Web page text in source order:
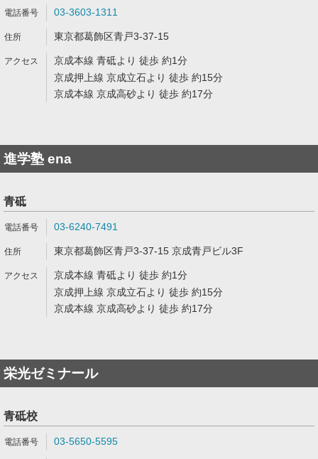
03-3603-1311
東京都葛飾区青戸3-37-15
京成本線 青砥より 徒歩 約1分
京成押上線 京成立石より 徒歩 約15分
京成本線 京成高砂より 徒歩 約17分
進学塾 ena
青砥
03-6240-7491
東京都葛飾区青戸3-37-15 京成青戸ビル3F
京成本線 青砥より 徒歩 約1分
京成押上線 京成立石より 徒歩 約15分
京成本線 京成高砂より 徒歩 約17分
栄光ゼミナール
青砥校
03-5650-5595